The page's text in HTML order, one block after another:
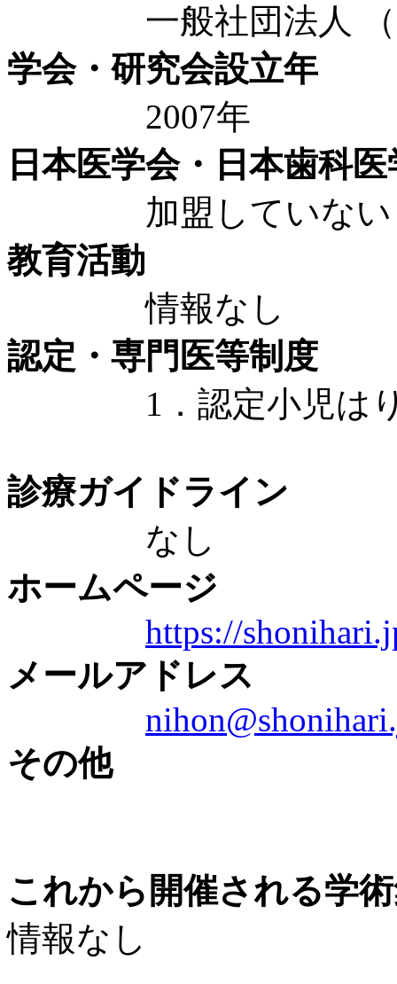
一般社団法人 （
学会・研究会設立年
2007年
日本医学会・日本歯科
加盟していない
教育活動
情報なし
認定・専門医等制度
1．認定小児はり
診療ガイドライン
なし
ホームページ
https://
メールアドレス
その他
これから開催される学
情報なし